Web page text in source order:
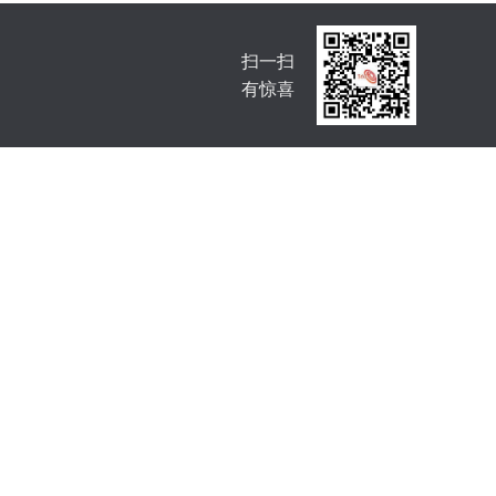
扫一扫
有惊喜